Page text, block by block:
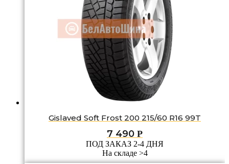
Gislaved Soft Frost 200 215/60 R16 99T
7 490 Р
ПОД ЗАКАЗ 2-4 ДНЯ
На складе >4